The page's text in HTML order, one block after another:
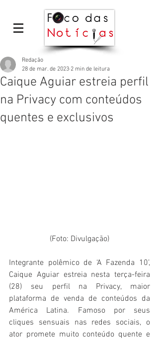
Caique Aguiar estreia perfil
na Privacy com conteúdos
quentes e exclusivos
Redação
28 de mar. de 2023 2 min de leitura
(Foto: Divulgação)
Integrante polêmico de ‘A Fazenda 10’,
Caique Aguiar estreia nesta terça-feira
(28) seu perfil na Privacy, maior
plataforma de venda de conteúdos da
América Latina. Famoso por seus
cliques sensuais nas redes sociais, o
ator promete muito conteúdo quente e